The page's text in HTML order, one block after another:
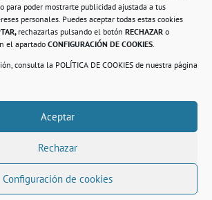
para poder mostrarte publicidad ajustada a tus
personales. Puedes aceptar todas estas cookies
rechazarlas pulsando el botón RECHAZAR o
el apartado CONFIGURACIÓN DE COOKIES.
consulta la POLÍTICA DE COOKIES de nuestra página
Aceptar
Rechazar
Configuración de cookies
en el Centro de Rehabilitación